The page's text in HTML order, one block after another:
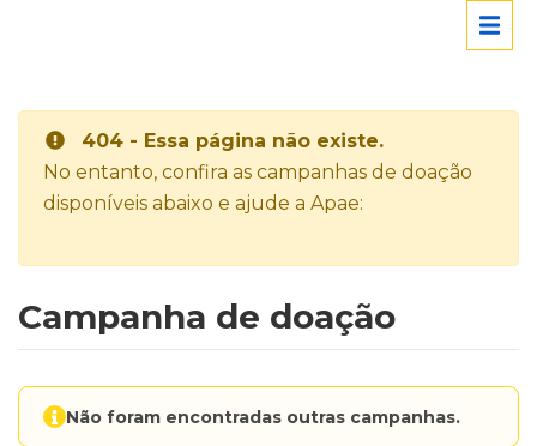
404 - Essa página não existe.
No entanto, confira as campanhas de doação
disponíveis abaixo e ajude a Apae:
Campanha de doação
Não foram encontradas outras campanhas.